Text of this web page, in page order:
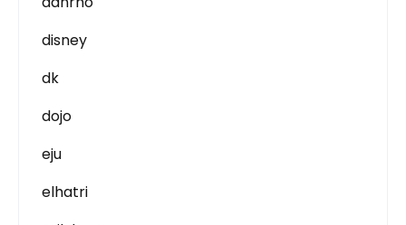
disney
dk
dojo
eju
elhatri